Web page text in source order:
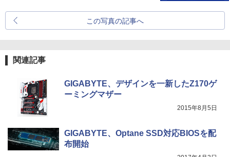
この写真の記事へ
関連記事
GIGABYTE、デザインを一新したZ170ゲ
ーミングマザー
2015年8月5日
GIGABYTE、Optane SSD対応BIOSを配
布開始